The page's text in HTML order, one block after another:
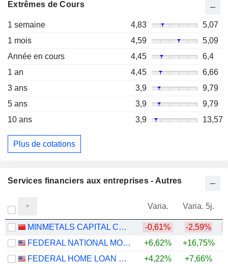
Extrêmes de Cours
1 semaine 4,83
5,07
1 mois
4,59
5,09
Année en cours
4,45
6,4
1 an
4,45
6,66
3 ans
3,9
9,79
5 ans
3,9
9,79
10 ans
3,9 13,57
Plus de cotations
Services financiers aux entreprises - Autres
Varia. Varia. 5j.
MINMETALS CAPITAL COMPANY LIMITED -0,61% -2,59%
FEDERAL NATIONAL MORTGAGE ASSOCIATION
+6,62% +16,75%
FEDERAL HOME LOAN MORTGAGE CORPORATION
+4,22% +7,66%